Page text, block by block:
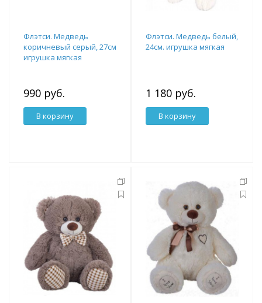
Флэтси. Медведь
коричневый серый, 27см
игрушка мягкая
990 руб.
В корзину
Флэтси. Медведь белый,
24см. игрушка мягкая
1 180 руб.
В корзину